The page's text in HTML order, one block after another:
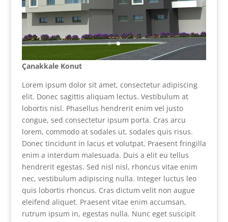
Çanakkale Konut
Lorem ipsum dolor sit amet, consectetur adipiscing
elit. Donec sagittis aliquam lectus. Vestibulum at
lobortis nisl. Phasellus hendrerit enim vel justo
congue, sed consectetur ipsum porta. Cras arcu
lorem, commodo at sodales ut, sodales quis risus.
Donec tincidunt in lacus et volutpat. Praesent fringilla
enim a interdum malesuada. Duis a elit eu tellus
hendrerit egestas. Sed nisl nisl, rhoncus vitae enim
nec, vestibulum adipiscing nulla. Integer luctus leo
quis lobortis rhoncus. Cras dictum velit non augue
eleifend aliquet. Praesent vitae enim accumsan,
rutrum ipsum in, egestas nulla. Nunc eget suscipit